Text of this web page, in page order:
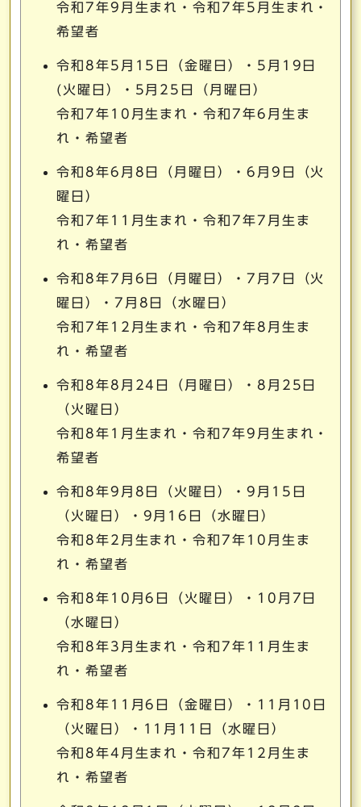
令和7年9月生まれ・令和7年5月生まれ・
希望者
令和8年5月15日（金曜日）・5月19日
(火曜日）・5月25日（月曜日）
令和7年10月生まれ・令和7年6月生ま
れ・希望者
令和8年6月8日（月曜日）・6月9日（火
曜日）
令和7年11月生まれ・令和7年7月生ま
れ・希望者
令和8年7月6日（月曜日）・7月7日（火
曜日）・7月8日（水曜日）
令和7年12月生まれ・令和7年8月生ま
れ・希望者
令和8年8月24日（月曜日）・8月25日
（火曜日）
令和8年1月生まれ・令和7年9月生まれ・
希望者
令和8年9月8日（火曜日）・9月15日
（火曜日）・9月16日（水曜日）
令和8年2月生まれ・令和7年10月生ま
れ・希望者
令和8年10月6日（火曜日）・10月7日
（水曜日）
令和8年3月生まれ・令和7年11月生ま
れ・希望者
令和8年11月6日（金曜日）・11月10日
（火曜日）・11月11日（水曜日）
令和8年4月生まれ・令和7年12月生ま
れ・希望者